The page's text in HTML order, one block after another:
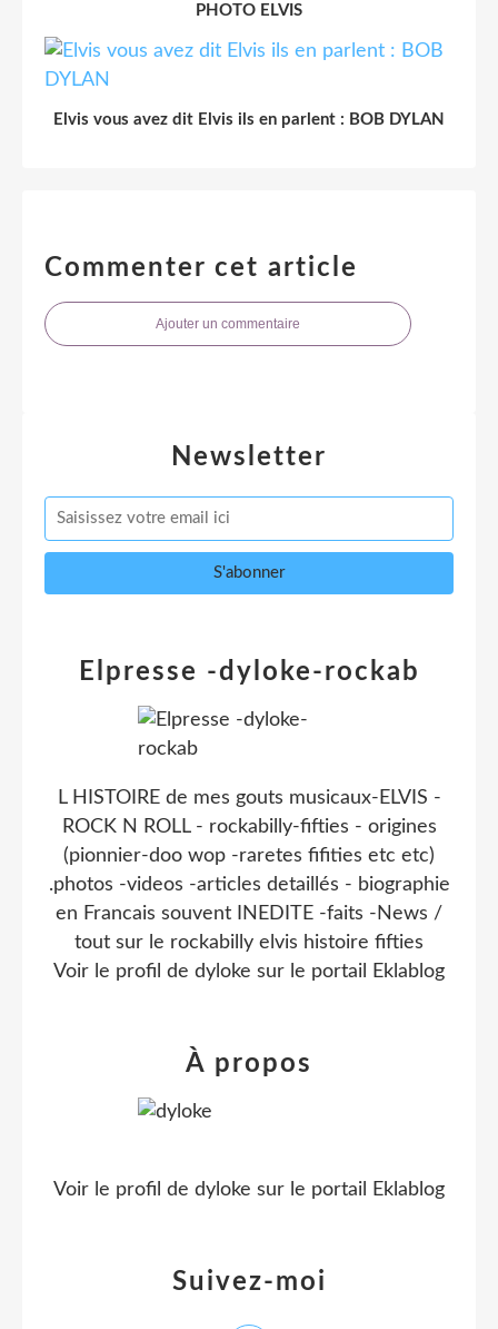
PHOTO ELVIS
Elvis vous avez dit Elvis ils en parlent : BOB DYLAN
Commenter cet article
Ajouter un commentaire
Newsletter
Elpresse -dyloke-rockab
L HISTOIRE de mes gouts musicaux-ELVIS -
ROCK N ROLL - rockabilly-fifties - origines
(pionnier-doo wop -raretes fifities etc etc)
.photos -videos -articles detaillés - biographie
en Francais souvent INEDITE -faits -News /
tout sur le rockabilly elvis histoire fifties
Voir le profil de dyloke sur le portail Eklablog
Suivez-moi
À propos
Voir le profil de dyloke sur le portail Eklablog